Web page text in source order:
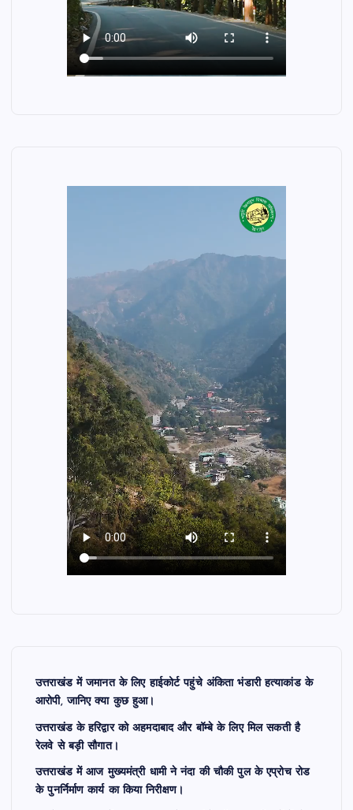
उत्तराखंड में जमानत के लिए हाईकोर्ट पहुंचे अंकिता भंडारी हत्याकांड के
आरोपी, जानिए क्या कुछ हुआ।
उत्तराखंड के हरिद्वार को अहमदाबाद और बॉम्बे के लिए मिल सकती है
रेलवे से बड़ी सौगात।
उत्तराखंड में आज मुख्यमंत्री धामी ने नंदा की चौकी पुल के एप्रोच रोड
के पुनर्निर्माण कार्य का किया निरीक्षण।